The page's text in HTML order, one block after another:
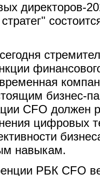
директоров-
бизнес-
CFO должен
цифровых
навыкам.
РБК CFO